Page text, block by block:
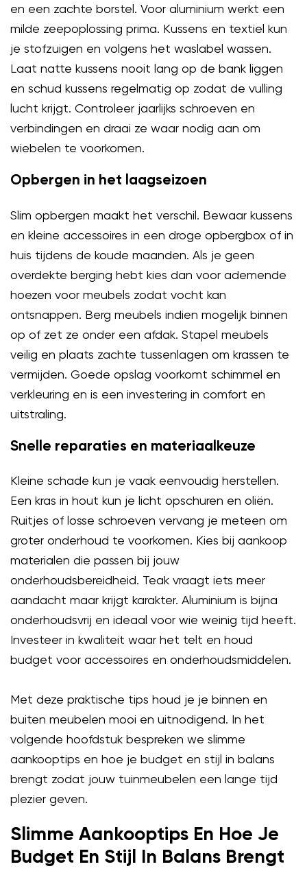
en een zachte borstel. Voor aluminium werkt een
milde zeepoplossing prima. Kussens en textiel kun
je stofzuigen en volgens het waslabel wassen.
Laat natte kussens nooit lang op de bank liggen
en schud kussens regelmatig op zodat de vulling
lucht krijgt. Controleer jaarlijks schroeven en
verbindingen en draai ze waar nodig aan om
wiebelen te voorkomen.
Opbergen in het laagseizoen
Slim opbergen maakt het verschil. Bewaar kussens
en kleine accessoires in een droge opbergbox of in
huis tijdens de koude maanden. Als je geen
overdekte berging hebt kies dan voor ademende
hoezen voor meubels zodat vocht kan
ontsnappen. Berg meubels indien mogelijk binnen
op of zet ze onder een afdak. Stapel meubels
veilig en plaats zachte tussenlagen om krassen te
vermijden. Goede opslag voorkomt schimmel en
verkleuring en is een investering in comfort en
uitstraling.
Snelle reparaties en materiaalkeuze
Kleine schade kun je vaak eenvoudig herstellen.
Een kras in hout kun je licht opschuren en oliën.
Ruitjes of losse schroeven vervang je meteen om
groter onderhoud te voorkomen. Kies bij aankoop
materialen die passen bij jouw
onderhoudsbereidheid. Teak vraagt iets meer
aandacht maar krijgt karakter. Aluminium is bijna
onderhoudsvrij en ideaal voor wie weinig tijd heeft.
Investeer in kwaliteit waar het telt en houd
budget voor accessoires en onderhoudsmiddelen.
Met deze praktische tips houd je je binnen en
buiten meubelen mooi en uitnodigend. In het
volgende hoofdstuk bespreken we slimme
aankooptips en hoe je budget en stijl in balans
brengt zodat jouw tuinmeubelen een lange tijd
plezier geven.
Slimme Aankooptips En Hoe Je
Budget En Stijl In Balans Brengt